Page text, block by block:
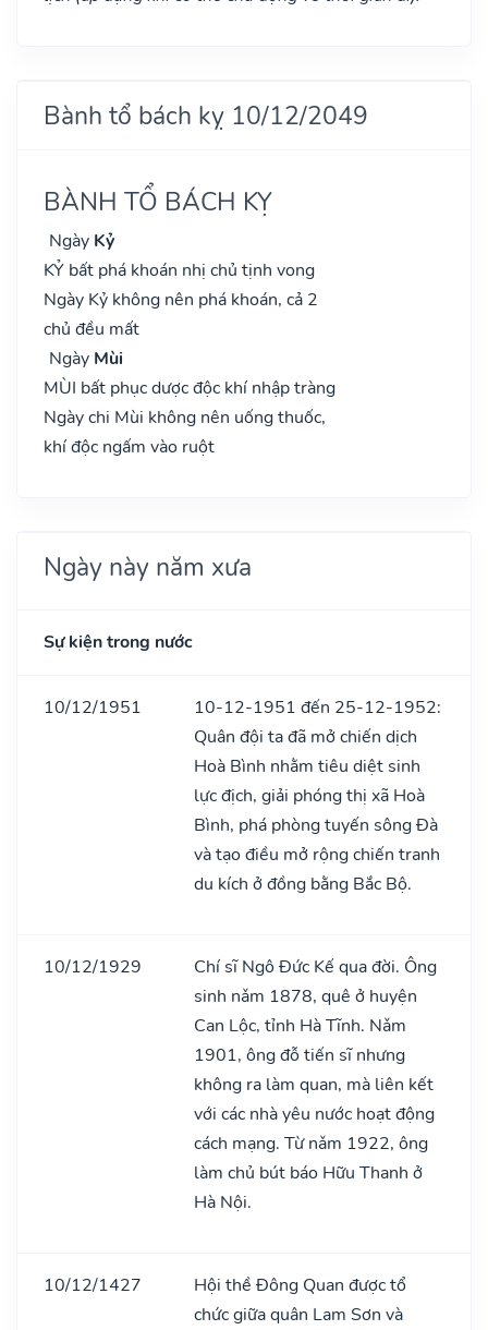
Bành tổ bách kỵ 10/12/2049
BÀNH TỔ BÁCH KỴ
Ngày Kỷ
KỶ bất phá khoán nhị chủ tịnh vong
Ngày Kỷ không nên phá khoán, cả 2
chủ đều mất
Ngày Mùi
MÙI bất phục dược độc khí nhập tràng
Ngày chi Mùi không nên uống thuốc,
khí độc ngấm vào ruột
Ngày này năm xưa
Sự kiện trong nước
10/12/1951
10-12-1951 đến 25-12-1952:
Quân đội ta đã mở chiến dịch
Hoà Bình nhằm tiêu diệt sinh
lực địch, giải phóng thị xã Hoà
Bình, phá phòng tuyến sông Đà
và tạo điều mở rộng chiến tranh
du kích ở đồng bằng Bắc Bộ.
10/12/1929
Chí sĩ Ngô Đức Kế qua đời. Ông
sinh nǎm 1878, quê ở huyện
Can Lộc, tỉnh Hà Tĩnh. Nǎm
1901, ông đỗ tiến sĩ nhưng
không ra làm quan, mà liên kết
với các nhà yêu nước hoạt động
cách mạng. Từ nǎm 1922, ông
làm chủ bút báo Hữu Thanh ở
Hà Nội.
10/12/1427
Hội thề Đông Quan được tổ
chức giữa quân Lam Sơn và